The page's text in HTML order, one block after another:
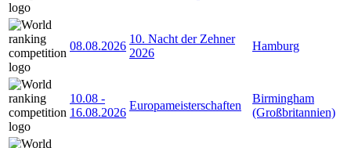
08.08.2026
10. Nacht der Zehner
2026
Hamburg
10.08 -
16.08.2026
Europameisterschaften
Birmingham
(Großbritannien)